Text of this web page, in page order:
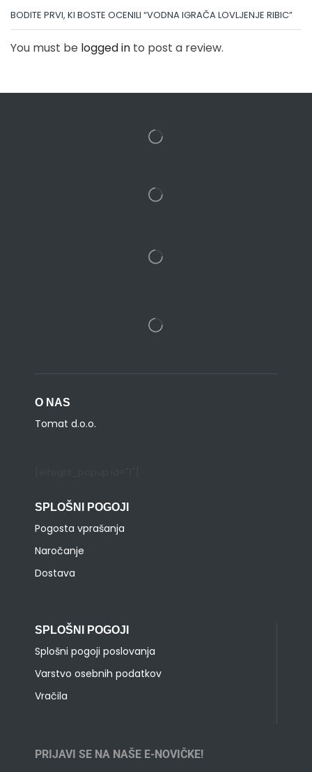
BODITE PRVI, KI BOSTE OCENILI “VODNA IGRAČA LOVLJENJE RIBIC”
You must be logged in to post a review.
O NAS
Tomat d.o.o.
SPLOŠNI POGOJI
Pogosta vprašanja
Naročanje
Dostava
SPLOŠNI POGOJI
Splošni pogoji poslovanja
Varstvo osebnih podatkov
Vračila
PRIJAVI SE NA NAŠE E-NOVIČKE!